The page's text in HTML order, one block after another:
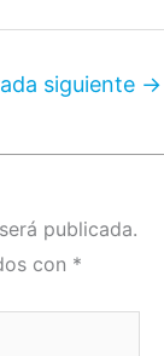
siguiente →
publicada.
con *